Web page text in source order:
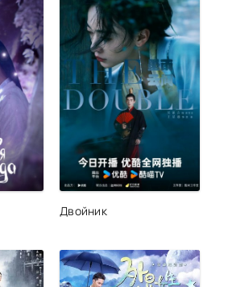
Двойник